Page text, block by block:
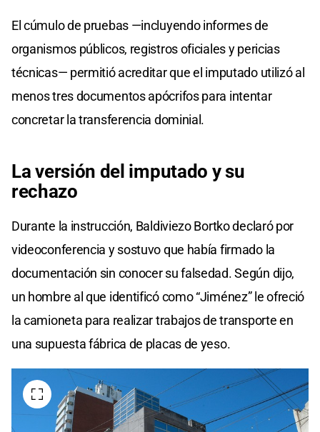
El cúmulo de pruebas —incluyendo informes de
organismos públicos, registros oficiales y pericias
técnicas— permitió acreditar que el imputado utilizó al
menos tres documentos apócrifos para intentar
concretar la transferencia dominial.
La versión del imputado y su
rechazo
Durante la instrucción, Baldiviezo Bortko declaró por
videoconferencia y sostuvo que había firmado la
documentación sin conocer su falsedad. Según dijo,
un hombre al que identificó como “Jiménez” le ofreció
la camioneta para realizar trabajos de transporte en
una supuesta fábrica de placas de yeso.